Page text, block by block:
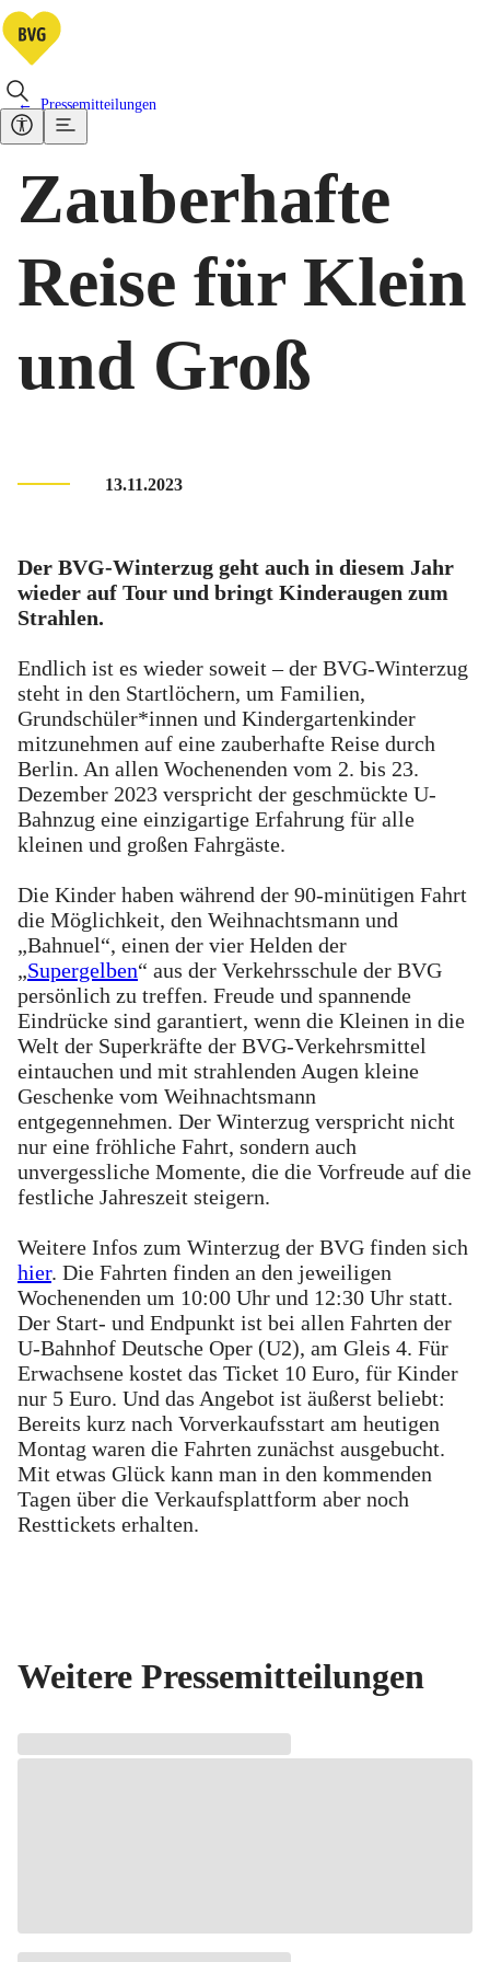
Pressemitteilungen
Zauberhafte
Reise für Klein
und Groß
13.11.2023
Der BVG-Winterzug geht auch in diesem Jahr
wieder auf Tour und bringt Kinderaugen zum
Strahlen.
Endlich ist es wieder soweit – der BVG-Winterzug
steht in den Startlöchern, um Familien,
Grundschüler*innen und Kindergartenkinder
mitzunehmen auf eine zauberhafte Reise durch
Berlin. An allen Wochenenden vom 2. bis 23.
Dezember 2023 verspricht der geschmückte U-
Bahnzug eine einzigartige Erfahrung für alle
kleinen und großen Fahrgäste.
Die Kinder haben während der 90-minütigen Fahrt
die Möglichkeit, den Weihnachtsmann und
„Bahnuel“, einen der vier Helden der
„Supergelben“ aus der Verkehrsschule der BVG
persönlich zu treffen. Freude und spannende
Eindrücke sind garantiert, wenn die Kleinen in die
Welt der Superkräfte der BVG-Verkehrsmittel
eintauchen und mit strahlenden Augen kleine
Geschenke vom Weihnachtsmann
entgegennehmen. Der Winterzug verspricht nicht
nur eine fröhliche Fahrt, sondern auch
unvergessliche Momente, die die Vorfreude auf die
festliche Jahreszeit steigern.
Weitere Infos zum Winterzug der BVG finden sich
hier. Die Fahrten finden an den jeweiligen
Wochenenden um 10:00 Uhr und 12:30 Uhr statt.
Der Start- und Endpunkt ist bei allen Fahrten der
U-Bahnhof Deutsche Oper (U2), am Gleis 4. Für
Erwachsene kostet das Ticket 10 Euro, für Kinder
nur 5 Euro. Und das Angebot ist äußerst beliebt:
Bereits kurz nach Vorverkaufsstart am heutigen
Montag waren die Fahrten zunächst ausgebucht.
Mit etwas Glück kann man in den kommenden
Tagen über die Verkaufsplattform aber noch
Resttickets erhalten.
Weitere Pressemitteilungen